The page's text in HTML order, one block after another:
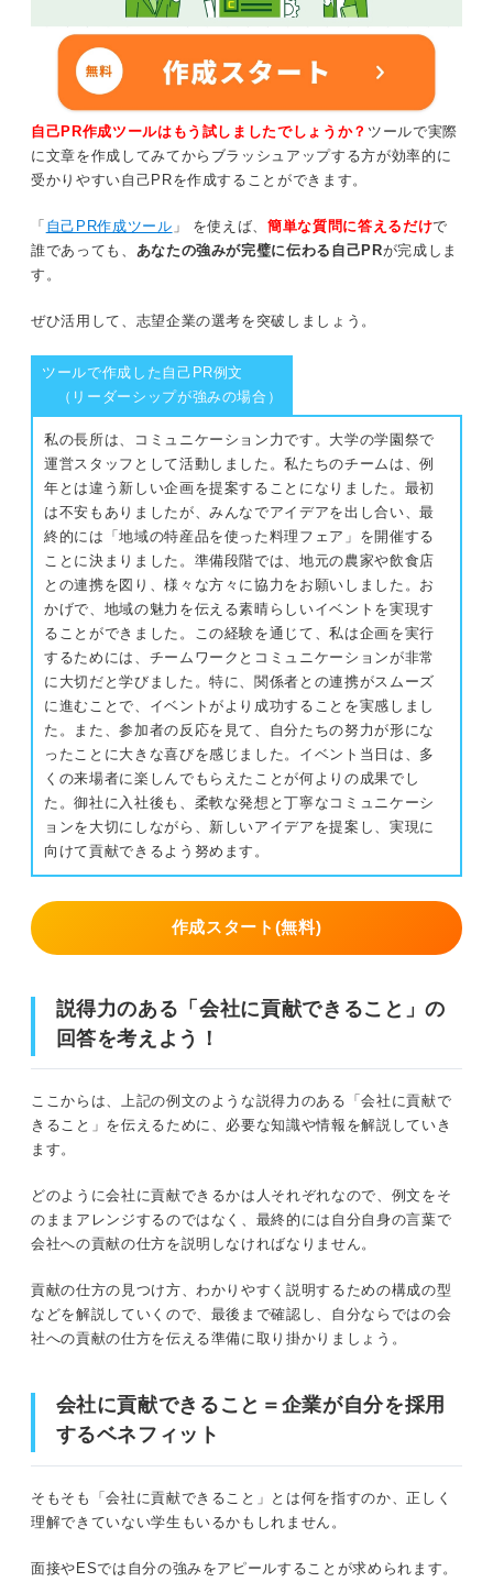
自己PR作成ツールはもう試しましたでしょうか？ ツールで実際
に文章を作成してみてからブラッシュアップする方が効率的に
受かりやすい自己PRを作成することができます。
「 自己PR作成ツール 」 を使えば、簡単な質問に答えるだけで
誰であっても、 あなたの強みが完璧に伝わる自己PRが完成しま
す。
ぜひ活用して、志望企業の選考を突破しましょう。
ツールで作成した自己PR例文
（リーダーシップが強みの場合）
私の長所は、コミュニケーション力です。大学の学園祭で
運営スタッフとして活動しました。私たちのチームは、例
年とは違う新しい企画を提案することになりました。最初
は不安もありましたが、みんなでアイデアを出し合い、最
終的には「地域の特産品を使った料理フェア」を開催する
ことに決まりました。準備段階では、地元の農家や飲食店
との連携を図り、様々な方々に協力をお願いしました。お
かげで、地域の魅力を伝える素晴らしいイベントを実現す
ることができました。この経験を通じて、私は企画を実行
するためには、チームワークとコミュニケーションが非常
に大切だと学びました。特に、関係者との連携がスムーズ
に進むことで、イベントがより成功することを実感しまし
た。また、参加者の反応を見て、自分たちの努力が形にな
ったことに大きな喜びを感じました。イベント当日は、多
くの来場者に楽しんでもらえたことが何よりの成果でし
た。御社に入社後も、柔軟な発想と丁寧なコミュニケーシ
ョンを大切にしながら、新しいアイデアを提案し、実現に
向けて貢献できるよう努めます。
作成スタート(無料)
説得力のある「会社に貢献できること」の
回答を考えよう！
ここからは、上記の例文のような説得力のある「会社に貢献で
きること」を伝えるために、必要な知識や情報を解説していき
ます。
どのように会社に貢献できるかは人それぞれなので、例文をそ
のままアレンジするのではなく、最終的には自分自身の言葉で
会社への貢献の仕方を説明しなければなりません。
貢献の仕方の見つけ方、わかりやすく説明するための構成の型
などを解説していくので、最後まで確認し、自分ならではの会
社への貢献の仕方を伝える準備に取り掛かりましょう。
会社に貢献できること＝企業が自分を採用
するベネフィット
そもそも「会社に貢献できること」とは何を指すのか、正しく
理解できていない学生もいるかもしれません。
面接やESでは自分の強みをアピールすることが求められます。